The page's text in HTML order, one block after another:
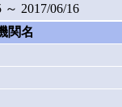
～ 2017/06/16
関名